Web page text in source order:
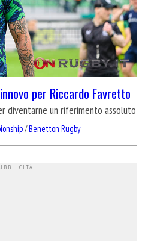
per Riccardo Favretto
diventarne un riferimento assoluto
/Benetton Rugby